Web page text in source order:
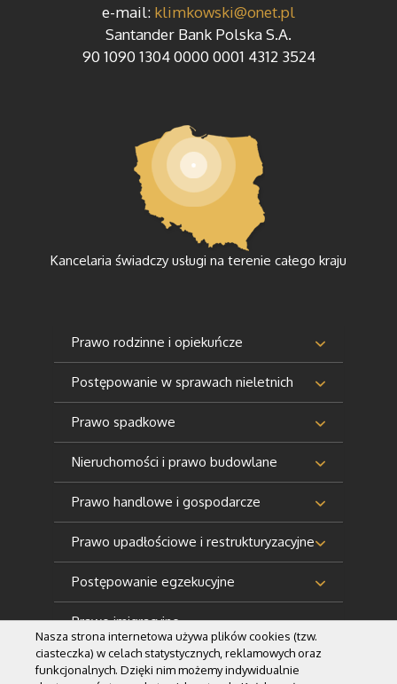
e-mail: klimkowski@onet.pl
Santander Bank Polska S.A.
90 1090 1304 0000 0001 4312 3524
Kancelaria świadczy usługi na terenie całego kraju
Prawo rodzinne i opiekuńcze
Postępowanie w sprawach nieletnich
Prawo spadkowe
Nieruchomości i prawo budowlane
Prawo handlowe i gospodarcze
Prawo upadłościowe i restrukturyzacyjne
Postępowanie egzekucyjne
Prawo imigracyjne
Nasza strona internetowa używa plików cookies (tzw.
ciasteczka) w celach statystycznych, reklamowych oraz
funkcjonalnych. Dzięki nim możemy indywidualnie